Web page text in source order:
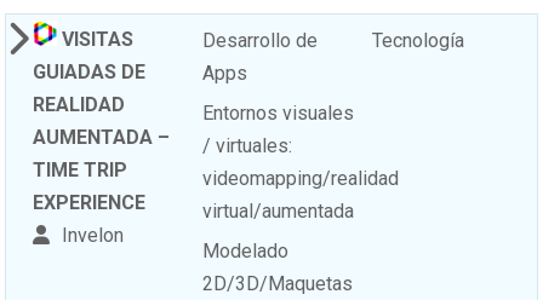
VISITAS
GUIADAS DE
REALIDAD
AUMENTADA –
TIME TRIP
EXPERIENCE
Invelon
Desarrollo de
Apps
Entornos visuales
/ virtuales:
videomapping/realidad
virtual/aumentada
Modelado
2D/3D/Maquetas
Tecnología